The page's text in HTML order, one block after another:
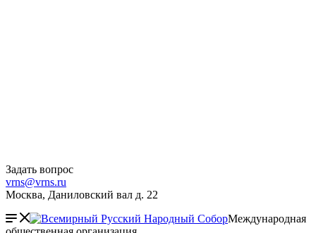
Задать вопрос
vrns@vrns.ru
Москва, Даниловский вал д. 22
Международная